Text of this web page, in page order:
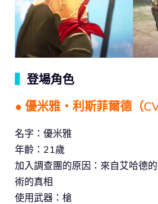
登場角色
● 優米雅‧利斯菲爾德（CV
名字：優米雅
年齡：21歲
加入調查團的原因：來自艾哈德
術的真相
使用武器：槍